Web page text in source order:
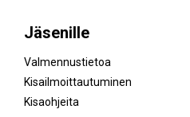
Jäsenille
Valmennustietoa
Kisailmoittautuminen
Kisaohjeita